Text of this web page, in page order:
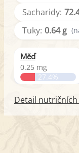
Sacharidy:
Tuky: 0.64 g
Měď
0.25 mg
27.4%
Detail